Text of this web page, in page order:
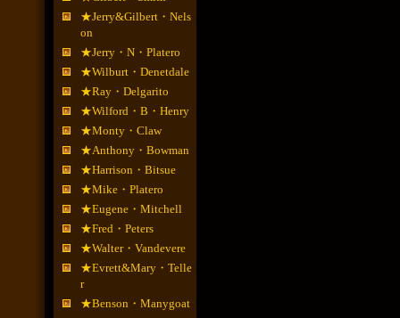
★Jerry&Gilbert・Nels
on
★Jerry・N・Platero
★Wilburt・Denetdale
★Ray・Delgarito
★Wilford・B・Henry
★Monty・Claw
★Anthony・Bowman
★Harrison・Bitsue
★Mike・Platero
★Eugene・Mitchell
★Fred・Peters
★Walter・Vandevere
★Evrett&Mary・Telle
r
★Benson・Manygoat